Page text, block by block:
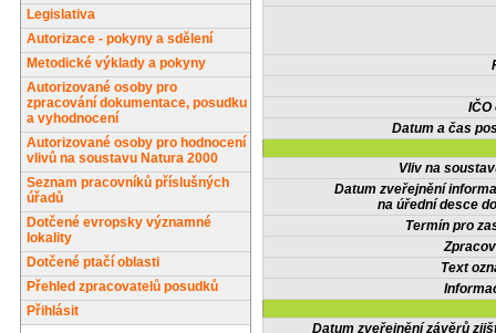
Legislativa
Autorizace - pokyny a sdělení
Metodické výklady a pokyny
Autorizované osoby pro
zpracování dokumentace, posudku
a vyhodnocení
Autorizované osoby pro hodnocení
vlivů na soustavu Natura 2000
Seznam pracovníků příslušných
úřadů
Dotčené evropsky významné
lokality
Dotčené ptačí oblasti
Přehled zpracovatelů posudků
Přihlásit
IČO
Datum a čas
Vliv na
Datum zveřejnění
na úřední desce
Termín pro
Text
Datum zveřejnění závěrů